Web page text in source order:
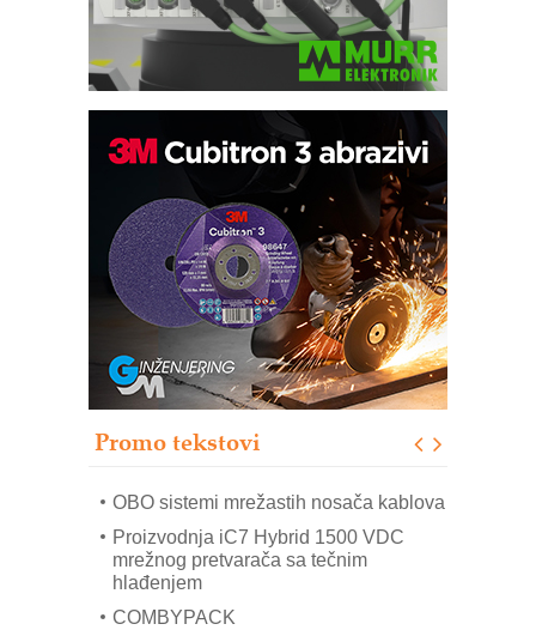
Promo tekstovi
Potpuna efikasnost bez složenih
sistema
Trajna oznaka kao dugoročna korist
Bezbednost na prvom mestu!
IB BLUMENAUER - više od 40 godina
poverenja u industriji
RMQ-TITAN ADVANCED INDICATOR
– Pametna signalizacija za efikasnije
upravljanje mašinama
Mitutoyo Crysta-Apex V PLUS: Nova
OBO sistemi mrežastih nosača kablova
Proizvodnja iC7 Hybrid 1500 VDC
mrežnog pretvarača sa tečnim
hlađenjem
COMBYPACK